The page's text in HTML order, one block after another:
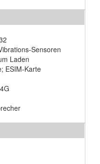
Sensoren
Laden
ESIM-Karte